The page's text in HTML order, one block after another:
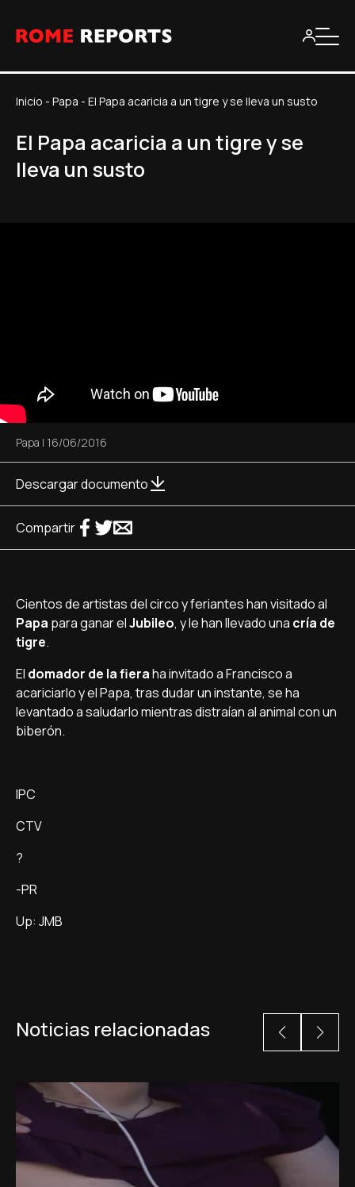
Inicio - Papa - El Papa acaricia a un tigre y se lleva un susto
El Papa acaricia a un tigre y se
lleva un susto
Papa | 16/06/2016
Descargar documento
Compartir
Cientos de artistas del circo y feriantes han visitado al
Papa para ganar elJubileo, y le han llevado una cría de
tigre.
El domador de la fieraha invitado a Francisco a
acariciarlo y el Papa, tras dudar un instante, se ha
levantado a saludarlo mientras distraían al animal con un
biberón.
IPC
CTV
?
-PR
Up: JMB
Noticias relacionadas